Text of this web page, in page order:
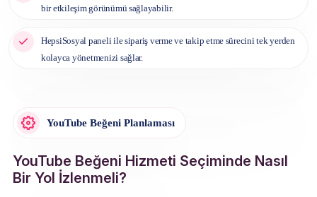
bir etkileşim görünümü sağlayabilir.
HepsiSosyal paneli ile sipariş verme ve takip etme sürecini tek yerden
kolayca yönetmenizi sağlar.
YouTube Beğeni Planlaması
YouTube Beğeni Hizmeti Seçiminde Nasıl
Bir Yol İzlenmeli?